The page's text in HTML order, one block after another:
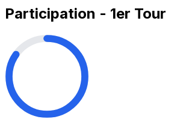
Participation - 1er Tour